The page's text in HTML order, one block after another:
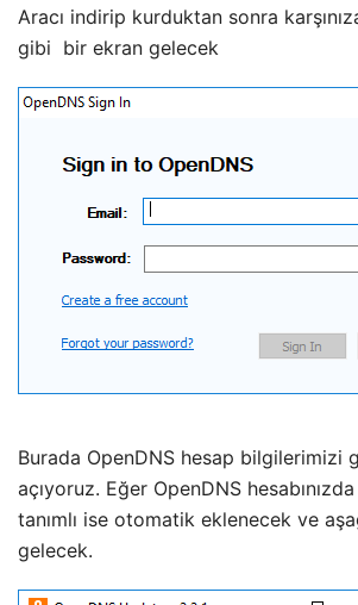
Aracı indirip kurduktan sonra
gibi bir ekran gelecek
Burada OpenDNS hesap bilgilerimizi
açıyoruz. Eğer OpenDNS
tanımlı ise otomatik eklenecek ve
gelecek.